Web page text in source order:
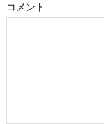
コメント